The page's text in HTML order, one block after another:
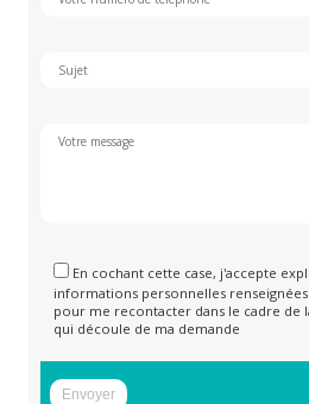
En cochant cette case, j'accepte
informations personnelles
pour me recontacter dans le cadre de
qui découle de ma demande